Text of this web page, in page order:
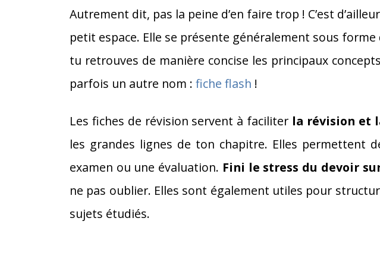
Autrement dit, pas la peine d’en faire trop ! C’est
petit espace. Elle se présente généralement sous
tu retrouves de manière concise les principaux
parfois un autre nom : fiche flash !
Les fiches de révision servent à faciliter la révision et
les grandes lignes de ton chapitre. Elles permettent
examen ou une évaluation. Fini le stress du devoir
ne pas oublier. Elles sont également utiles pour
sujets étudiés.